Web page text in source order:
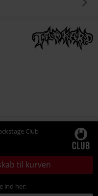
Club
til kurven
ind her: